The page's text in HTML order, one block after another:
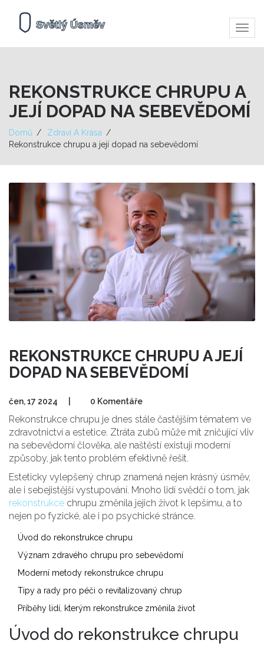
REKONSTRUKCE CHRUPU A
JEJÍ DOPAD NA SEBEVĚDOMÍ
Domů
Zdraví A Krása
Rekonstrukce chrupu a její dopad na sebevědomí
REKONSTRUKCE CHRUPU A JEJÍ
DOPAD NA SEBEVĚDOMÍ
čen, 17 2024 0 Komentáře
Rekonstrukce chrupu je dnes stále častějším tématem ve
zdravotnictví a estetice. Ztráta zubů může mít zničující vliv
na sebevědomí člověka, ale naštěstí existují moderní
způsoby, jak tento problém efektivně řešit.
Esteticky vylepšený chrup znamená nejen krásný úsměv,
ale i sebejistější vystupování. Mnoho lidí svědčí o tom, jak
rekonstrukce chrupu změnila jejich život k lepšímu, a to
nejen po fyzické, ale i po psychické stránce.
Úvod do rekonstrukce chrupu
Význam zdravého chrupu pro sebevědomí
Moderní metody rekonstrukce chrupu
Tipy a rady pro péči o revitalizovaný chrup
Příběhy lidí, kterým rekonstrukce změnila život
Úvod do rekonstrukce chrupu